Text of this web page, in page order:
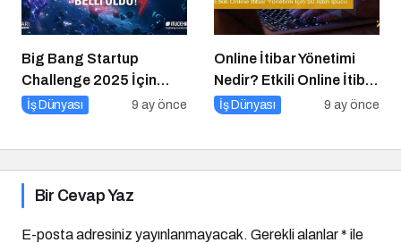
Big Bang Startup
Challenge 2025 İçin
Geri Sayım Başladı
İş Dünyası 9 ay önce
Online İtibar Yönetimi
Nedir? Etkili Online İtibar
Yönetimi İçin 10 Altın
İş Dünyası 9 ay önce
Bir Cevap Yaz
E-posta adresiniz yayınlanmayacak. Gerekli alanlar* ile